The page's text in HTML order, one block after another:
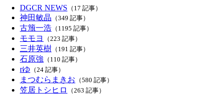
DGCR NEWS （17 記事）
神田敏晶 （349 記事）
古籏一浩 （1195 記事）
モモヨ （223 記事）
三井英樹 （191 記事）
石原強 （110 記事）
rゆ （24 記事）
まつむらまきお （580 記事）
笠居トシヒロ （263 記事）